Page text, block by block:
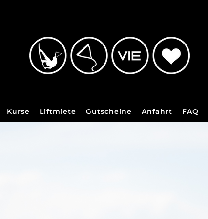
Kurse Liftmiete Gutscheine Anfahrt FAQ